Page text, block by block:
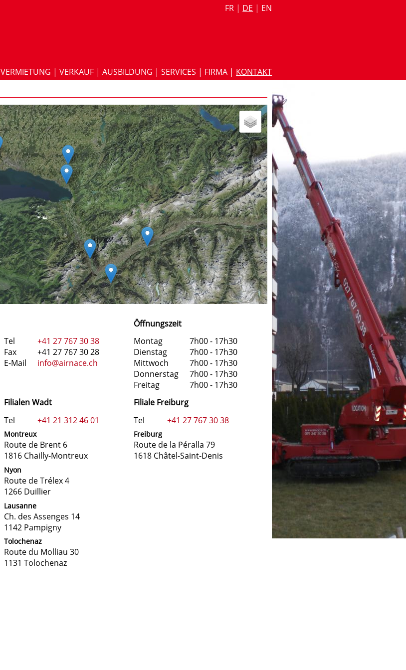
FR | DE | EN
VERMIETUNG |VERKAUF |AUSBILDUNG |SERVICES | FIRMA | KONTAKT
Öffnungszeit
Tel
+41 27 767 30 38
Fax
+41 27 767 30 28
E-Mail
info@airnace.ch
Montag
7h00 - 17h30
Dienstag
7h00 - 17h30
Mittwoch
7h00 - 17h30
Donnerstag
7h00 - 17h30
Freitag
7h00 - 17h30
Filialen Wadt
Tel
+41 21 312 46 01
Montreux
Route de Brent 6
1816 Chailly-Montreux
Nyon
Route de Trélex 4
1266 Duillier
Lausanne
Ch. des Assenges 14
1142 Pampigny
Tolochenaz
Route du Molliau 30
1131 Tolochenaz
Filiale Freiburg
Tel
+41 27 767 30 38
Freiburg
Route de la Péralla 79
1618 Châtel-Saint-Denis